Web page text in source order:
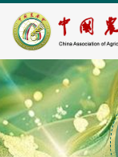
中国农业农村人才网